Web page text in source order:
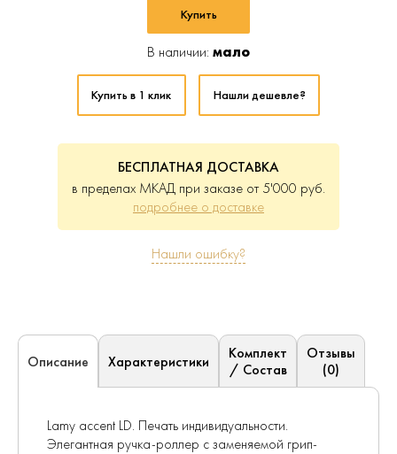
Купить
В наличии: мало
Купить в 1 клик Нашли дешевле?
БЕСПЛАТНАЯ ДОСТАВКА
в пределах МКАД при заказе от 5'000 руб.
подробнее о доставке
Нашли ошибку?
Описание Характеристики
Комплект
/ Состав
Отзывы
(0)
Lamy accent LD. Печать индивидуальности.
Элегантная ручка-роллер с заменяемой грип-